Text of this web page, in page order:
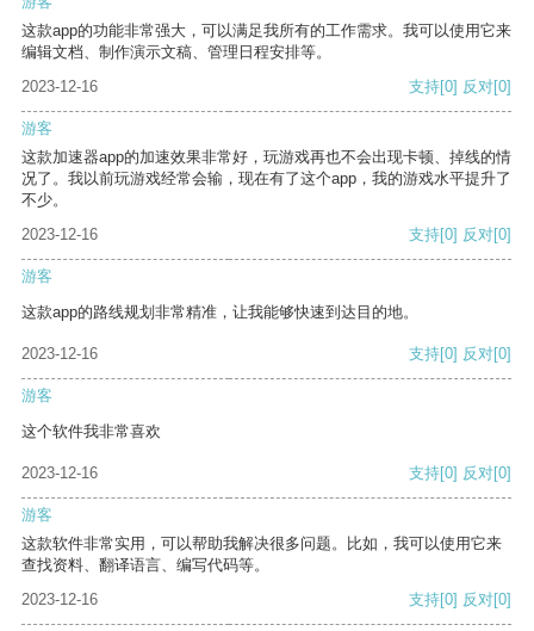
这款app的功能非常强大，可以满足我所有的工作需求。我可以使用它来
编辑文档、制作演示文稿、管理日程安排等。
2023-12-16
支持[0] 反对[0]
游客
这款加速器app的加速效果非常好，玩游戏再也不会出现卡顿、掉线的情
况了。我以前玩游戏经常会输，现在有了这个app，我的游戏水平提升了
不少。
2023-12-16
支持[0] 反对[0]
游客
这款app的路线规划非常精准，让我能够快速到达目的地。
2023-12-16 支持[0] 反对[0]
游客
这个软件我非常喜欢
2023-12-16 支持[0] 反对[0]
游客
这款软件非常实用，可以帮助我解决很多问题。比如，我可以使用它来
查找资料、翻译语言、编写代码等。
2023-12-16
支持[0] 反对[0]